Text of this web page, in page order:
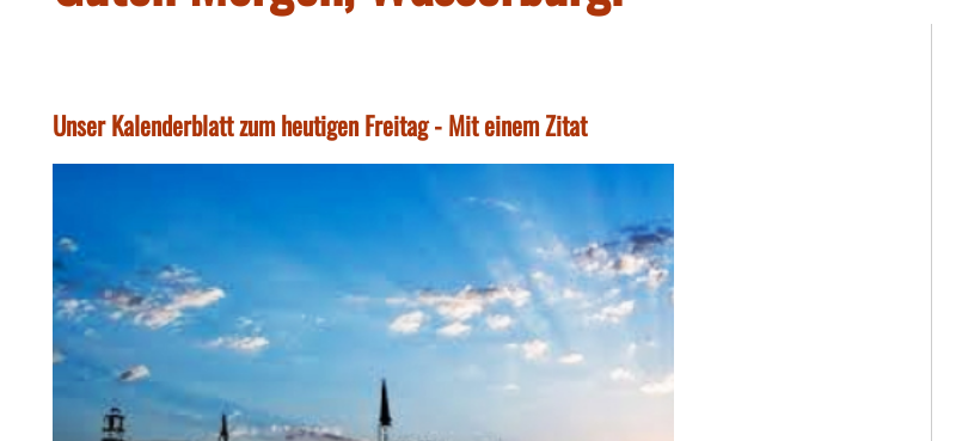
Unser Kalenderblatt zum heutigen Freitag - Mit einem Zitat